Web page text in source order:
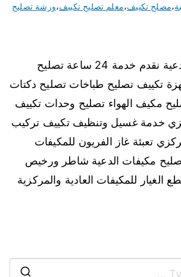
،مصلح تكييف،معلم تصليح تكييف،ورشة تصليح
تصليح مكيفات الدعية نقدم خدمة 24 ساعة تصليح
تكييف تصليح طباخات تصليح دكتات
مكيف الهواء تصليح وحدات تكييف
خدمة غسيل وتنظيف تكييف تركيب
تعبئة غاز الفريون للمكيفات
مكيفات الدعية شاطر ورخيص
للمكيفات العادية والمركزية